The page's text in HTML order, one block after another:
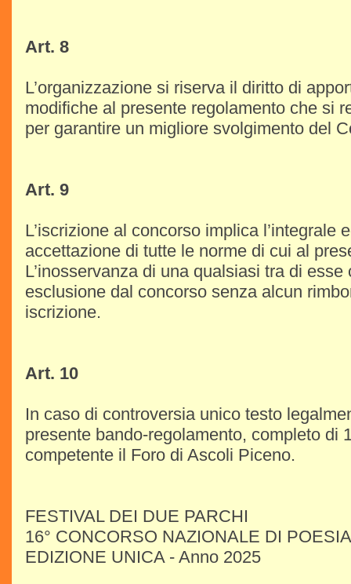
Art. 8
L’organizzazione si riserva il diritto di
modifiche al presente regolamento che si
per garantire un migliore svolgimento del
Art. 9
L’iscrizione al concorso implica l’integrale
accettazione di tutte le norme di cui al
L’inosservanza di una qualsiasi tra di
esclusione dal concorso senza alcun
iscrizione.
Art. 10
In caso di controversia unico testo
presente bando-regolamento, completo di
competente il Foro di Ascoli Piceno.
FESTIVAL DEI DUE PARCHI
16° CONCORSO NAZIONALE DI POESIA
EDIZIONE UNICA - Anno 2025